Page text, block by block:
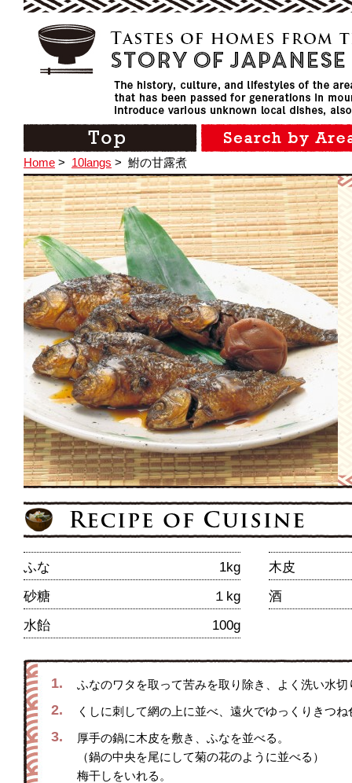
Home > 10langs > 鮒の甘露煮
ふな 1kg
木皮
砂糖
１kg
酒
水飴
100g
1. ふなのワタを取って苦みを取り除き、よく洗い水切
2. くしに刺して網の上に並べ、遠火でゆっくりきつ
3.
厚手の鍋に木皮を敷き、ふなを並べる。
（鍋の中央を尾にして菊の花のように並べる）
梅干しをいれる。